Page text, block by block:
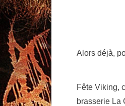
Alors déjà,
Fête Viking,
brasserie La